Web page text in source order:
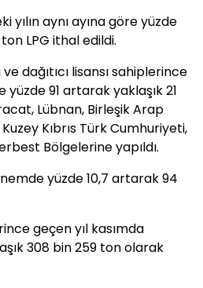
yılın aynı ayına göre yüzde
LPG ithal edildi.
dağıtıcı lisansı sahiplerince
yüzde 91 artarak yaklaşık 21
Lübnan, Birleşik Arap
Kıbrıs Türk Cumhuriyeti,
Bölgelerine yapıldı.
yüzde 10,7 artarak 94
geçen yıl kasımda
308 bin 259 ton olarak